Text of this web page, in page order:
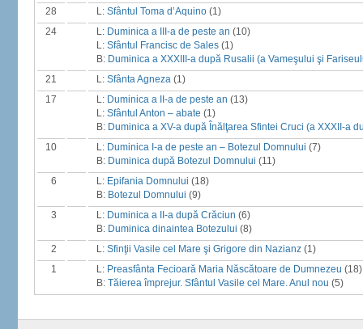
28
L: Sfântul Toma d’Aquino (1)
24
L: Duminica a III-a de peste an (10)
L: Sfântul Francisc de Sales (1)
B: Duminica a XXXIII-a după Rusalii (a Vameşului şi
21
L: Sfânta Agneza (1)
17
L: Duminica a II-a de peste an (13)
L: Sfântul Anton – abate (1)
B: Duminica a XV-a după Înălţarea Sfintei Cruci (a XXXII-a
10
L: Duminica I-a de peste an – Botezul Domnului (7)
B: Duminica după Botezul Domnului (11)
6
L: Epifania Domnului (18)
B: Botezul Domnului (9)
3
L: Duminica a II-a după Crăciun (6)
B: Duminica dinaintea Botezului (8)
2
L: Sfinţii Vasile cel Mare şi Grigore din Nazianz (1)
1
L: Preasfânta Fecioară Maria Născătoare de Dumnezeu (18)
B: Tăierea împrejur. Sfântul Vasile cel Mare. Anul nou (5)